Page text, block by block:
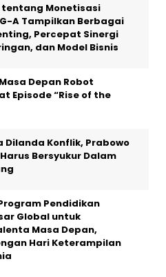
tentang Monetisasi
A Tampilkan Berbagai
Percepat Sinergi
dan Model Bisnis
Depan Robot
Episode “Rise of the
Dilanda Konflik, Prabowo
Bersyukur Dalam
Pendidikan
Global untuk
Masa Depan,
Hari Keterampilan